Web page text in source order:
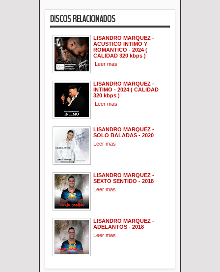
DISCOS RELACIONADOS
LISANDRO MARQUEZ -
ACUSTICO INTIMO Y
ROMANTICO - 2024 (
CALIDAD 320 kbps )
Leer mas
LISANDRO MARQUEZ -
INTIMO - 2024 ( CALIDAD
320 kbps )
Leer mas
LISANDRO MARQUEZ -
SOLO BALADAS - 2020
Leer mas
LISANDRO MARQUEZ -
SEXTO SENTIDO - 2018
Leer mas
LISANDRO MARQUEZ -
ADELANTOS - 2018
Leer mas